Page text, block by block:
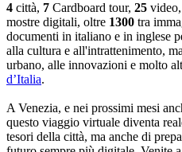
4 città, 7 Cardboard tour, 25 video,
mostre digitali, oltre 1300 tra
documenti in italiano e in inglese
alla cultura e all'intrattenimento,
urbano, alle innovazioni e molto
d’Italia.
A Venezia, e nei prossimi mesi
questo viaggio virtuale diventa
tesori della città, ma anche di